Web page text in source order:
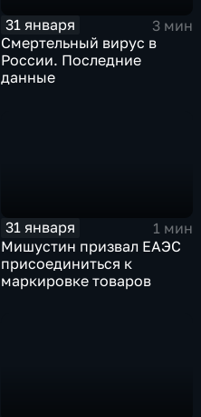
31 января
3 мин
Смертельный вирус в
России. Последние
данные
31 января
1 мин
Мишустин призвал ЕАЭС
присоединиться к
маркировке товаров